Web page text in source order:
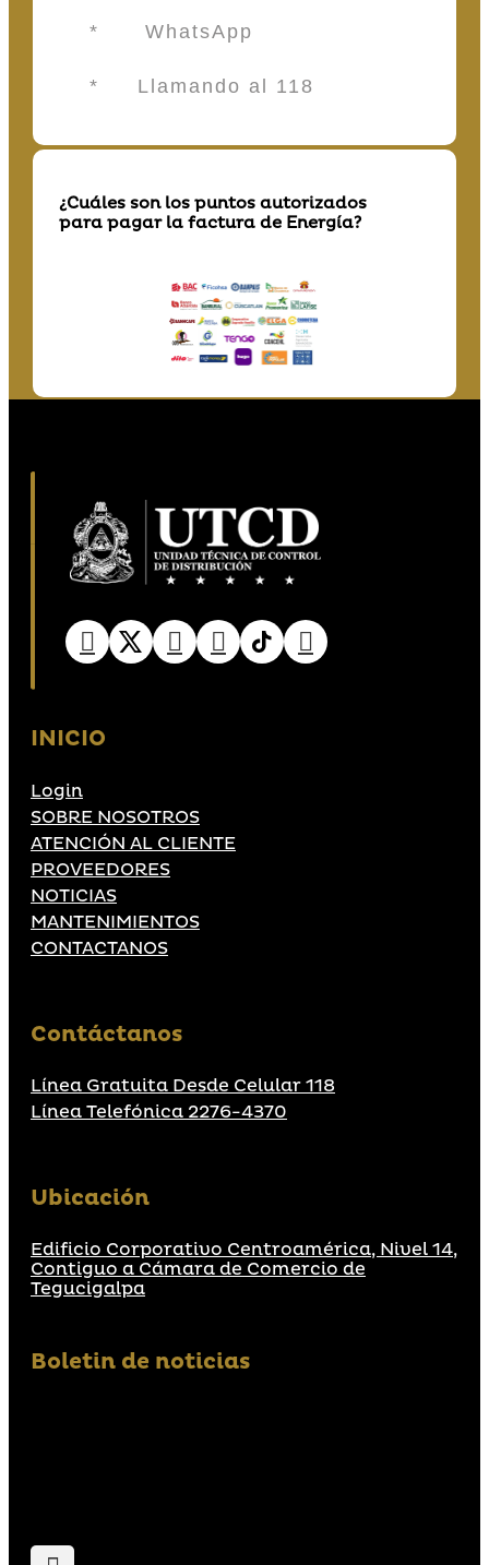
* WhatsApp
* Llamando al 118
¿Cuáles son los puntos autorizados
para pagar la factura de Energía?
INICIO
Login
SOBRE NOSOTROS
ATENCIÓN AL CLIENTE
PROVEEDORES
NOTICIAS
MANTENIMIENTOS
CONTACTANOS
Contáctanos
Línea Gratuita Desde Celular 118
Línea Telefónica 2276-4370
Ubicación
Edificio Corporativo Centroamérica, Nivel 14,
Contiguo a Cámara de Comercio de
Tegucigalpa
Boletin de noticias